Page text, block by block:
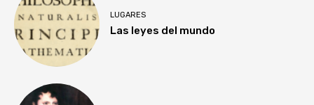
LUGARES
Las leyes del mundo